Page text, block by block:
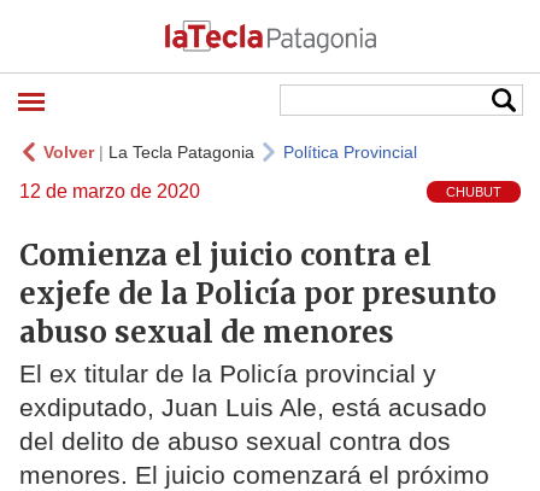
Volver| La Tecla Patagonia Política Provincial
12 de marzo de 2020 CHUBUT
Comienza el juicio contra el
exjefe de la Policía por presunto
abuso sexual de menores
El ex titular de la Policía provincial y
exdiputado, Juan Luis Ale, está acusado
del delito de abuso sexual contra dos
menores. El juicio comenzará el próximo